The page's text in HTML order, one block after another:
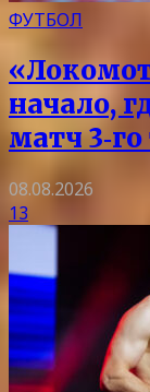
ФУТБОЛ
начало,
матч
08.08.2026
13